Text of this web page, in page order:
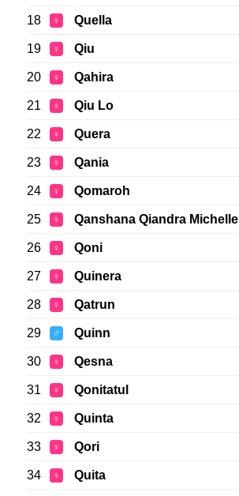
18 ♀ Quella
19 ♀ Qiu
20 ♀ Qahira
21 ♀ Qiu Lo
22 ♀ Quera
23 ♀ Qania
24 ♀ Qomaroh
25 ♀ Qanshana Qiandra Michelle
26 ♀ Qoni
27 ♀ Quinera
28 ♀ Qatrun
29 ♂ Quinn
30 ♀ Qesna
31 ♀ Qonitatul
32 ♀ Quinta
33 ♀ Qori
34 ♀ Quita